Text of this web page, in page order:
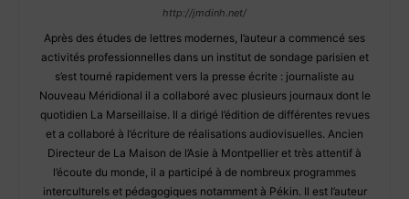
http://jmdinh.net/
Après des études de lettres modernes, l’auteur a commencé ses
activités professionnelles dans un institut de sondage parisien et
s’est tourné rapidement vers la presse écrite : journaliste au
Nouveau Méridional il a collaboré avec plusieurs journaux dont le
quotidien La Marseillaise. Il a dirigé l’édition de différentes revues
et a collaboré à l’écriture de réalisations audiovisuelles. Ancien
Directeur de La Maison de l’Asie à Montpellier et très attentif à
l’écoute du monde, il a participé à de nombreux programmes
interculturels et pédagogiques notamment à Pékin. Il est l’auteur